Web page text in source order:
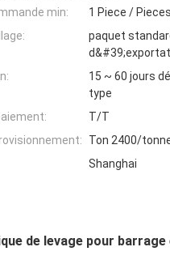
min:
1 Piece / Pieces
paquet
15 ~ 60 jours
type
T/T
Ton 2400/
Shanghai
de levage pour